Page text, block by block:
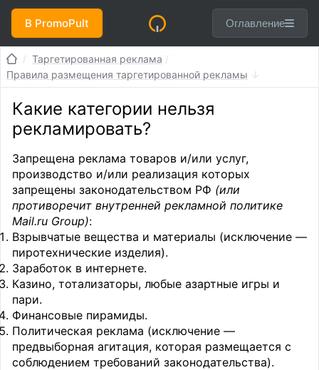
В PromoPult Оглавление
Таргетированная реклама
Правила размещения таргетированной рекламы
Какие категории нельзя
рекламировать?
Запрещена реклама товаров и/или услуг,
производство и/или реализация которых
запрещены законодательством РФ (или
противоречит внутренней рекламной политике
Mail.ru Group):
Взрывчатые вещества и материалы (исключение —
пиротехнические изделия).
Заработок в интернете.
Казино, тотализаторы, любые азартные игры и
пари.
Финансовые пирамиды.
Политическая реклама (исключение —
предвыборная агитация, которая размещается с
соблюдением требований законодательства).